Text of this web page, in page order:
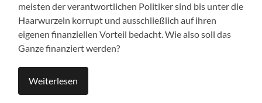
meisten der verantwortlichen Politiker sind bis unter die
Haarwurzeln korrupt und ausschließlich auf ihren
eigenen finanziellen Vorteil bedacht. Wie also soll das
Ganze finanziert werden?
Weiterlesen